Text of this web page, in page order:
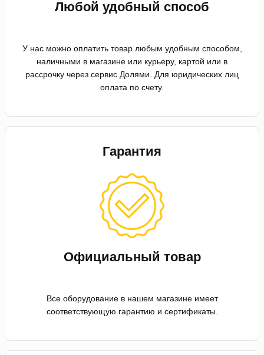
Любой удобный способ
У нас можно оплатить товар любым удобным способом,
наличными в магазине или курьеру, картой или в
рассрочку через сервис Долями. Для юридических лиц
оплата по счету.
Гарантия
Официальный товар
Все оборудование в нашем магазине имеет
соответствующую гарантию и сертификаты.